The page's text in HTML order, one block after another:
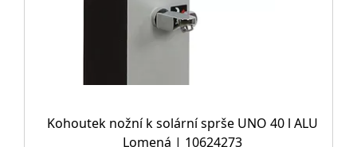
Kohoutek nožní k solární sprše UNO 40 l ALU
Lomená | 10624273